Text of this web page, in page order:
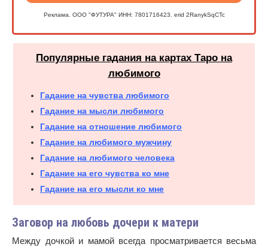
Реклама. ООО "ФУТУРА" ИНН: 7801716423. erid 2RanykSqCTc
Популярные гадания на картах Таро на
любимого
Гадание на чувства любимого
Гадание на мысли любимого
Гадание на отношение любимого
Гадание на любимого мужчину
Гадание на любимого человека
Гадание на его чувства ко мне
Гадание на его мысли ко мне
Заговор на любовь дочери к матери
Между дочкой и мамой всегда просматривается весьма